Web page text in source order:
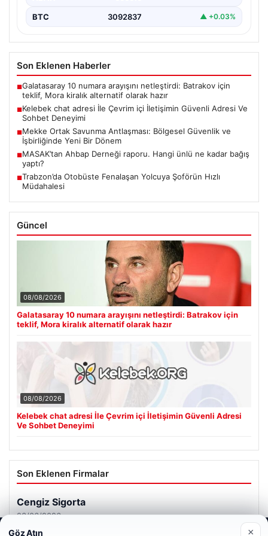
BTC 3092837 ▲ +0.03%
Son Eklenen Haberler
■Galatasaray 10 numara arayışını netleştirdi: Batrakov için
teklif, Mora kiralık alternatif olarak hazır
■Kelebek chat adresi İle Çevrim içi İletişimin Güvenli Adresi Ve
Sohbet Deneyimi
■Mekke Ortak Savunma Antlaşması: Bölgesel Güvenlik ve
İşbirliğinde Yeni Bir Dönem
■MASAK’tan Ahbap Derneği raporu. Hangi ünlü ne kadar bağış
yaptı?
■Trabzon’da Otobüste Fenalaşan Yolcuya Şoförün Hızlı
Müdahalesi
Güncel
08/08/2026
Galatasaray 10 numara arayışını netleştirdi: Batrakov için
teklif, Mora kiralık alternatif olarak hazır
08/08/2026
Kelebek chat adresi İle Çevrim içi İletişimin Güvenli Adresi
Ve Sohbet Deneyimi
Son Eklenen Firmalar
Cengiz Sigorta
23/06/2026
Web sitemizi nasıl kullandığınızı daha iyi anlayabilmek,
Göz Atın ×